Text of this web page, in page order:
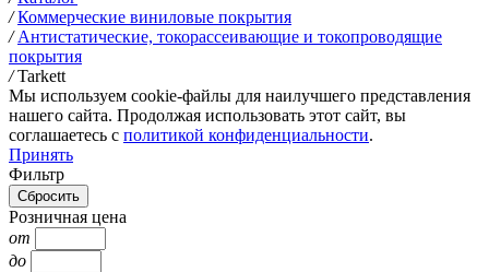
/ Коммерческие виниловые покрытия
/ Антистатические, токорассеивающие и токопроводящие
покрытия
/ Tarkett
Мы используем cookie-файлы для наилучшего представления
нашего сайта. Продолжая использовать этот сайт, вы
соглашаетесь c политикой конфиденциальности.
Принять
Фильтр
Розничная цена
от
до